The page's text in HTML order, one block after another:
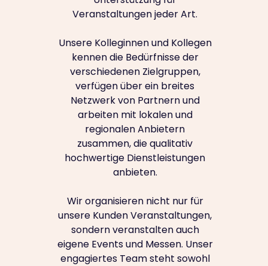
Veranstaltungen jeder Art.
Unsere Kolleginnen und Kollegen
kennen die Bedürfnisse der
verschiedenen Zielgruppen,
verfügen über ein breites
Netzwerk von Partnern und
arbeiten mit lokalen und
regionalen Anbietern
zusammen, die qualitativ
hochwertige Dienstleistungen
anbieten.
Wir organisieren nicht nur für
unsere Kunden Veranstaltungen,
sondern veranstalten auch
eigene Events und Messen. Unser
engagiertes Team steht sowohl